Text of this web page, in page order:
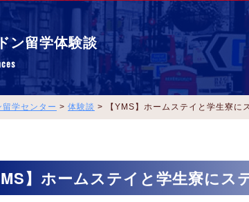
ン留学体験談
留学センター > 体験談 > 【YMS】ホームステイと学生寮に
】ホームステイと学生寮にス